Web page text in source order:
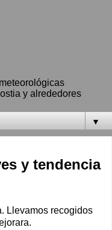
y alrededores
▼
y tendencia
Llevamos recogidos